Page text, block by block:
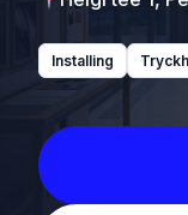
Installing